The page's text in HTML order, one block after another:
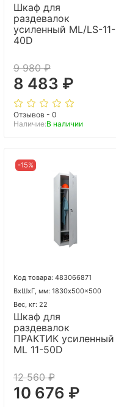
Шкаф для
раздевалок
усиленный ML/LS-11-
40D
9 980 ₽
8 483 ₽
Отзывов - 0
Наличие:В наличии
-15%
Код товара: 483066871
ВхШхГ, мм: 1830x500x500
Вес, кг: 22
Шкаф для
раздевалок
ПРАКТИК усиленный
ML 11-50D
12 560 ₽
10 676 ₽